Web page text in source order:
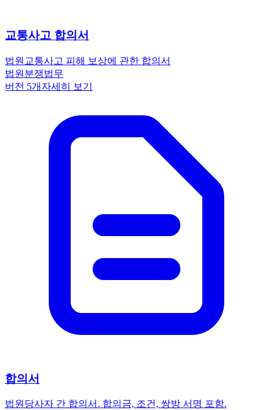
교통사고 합의서
법원 교통사고 피해 보상에 관한 합의서
법원 분쟁법무
버전 5개 자세히 보기
합의서
법원당사자 간 합의서. 합의금, 조건, 쌍방 서명 포함.